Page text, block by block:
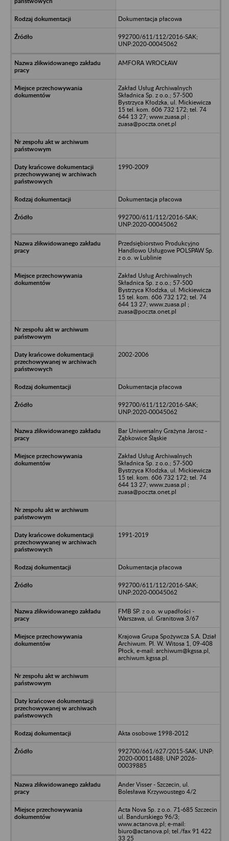
Dokumentacja płacowa
992700/611/112/2016-SAK;
UNP:2020-00045062
AMFORA WROCŁAW
Zakład Usług Archiwalnych
Składnica Sp. z o.o.; 57-500
Bystrzyca Kłodzka, ul. Mickiewicza
15 tel. kom. 606 732 172; tel. 74
644 13 27; www.zuasa.pl ;
zuasa@poczta.onet.pl
1990-2009
Dokumentacja płacowa
992700/611/112/2016-SAK;
UNP:2020-00045062
Przedsiębiorstwo Produkcyjno
Handlowo Usługowe POLSPAW Sp.
z o.o. w Lublinie
Zakład Usług Archiwalnych
Składnica Sp. z o.o.; 57-500
Bystrzyca Kłodzka, ul. Mickiewicza
15 tel. kom. 606 732 172; tel. 74
644 13 27; www.zuasa.pl ;
zuasa@poczta.onet.pl
2002-2006
Dokumentacja płacowa
992700/611/112/2016-SAK;
UNP:2020-00045062
Bar Uniwersalny Grażyna Jarosz -
Ząbkowice Śląskie
Zakład Usług Archiwalnych
Składnica Sp. z o.o.; 57-500
Bystrzyca Kłodzka, ul. Mickiewicza
15 tel. kom. 606 732 172; tel. 74
644 13 27; www.zuasa.pl ;
zuasa@poczta.onet.pl
1991-2019
Dokumentacja płacowa
992700/611/112/2016-SAK;
UNP:2020-00045062
FMB SP. z o.o. w upadłości -
Warszawa, ul. Granitowa 3/67
Krajowa Grupa Spożywcza S.A. Dział
Archiwum. Pl. W. Witosa 1, 09-408
Płock, e-mail: archiwum@kgssa.pl,
archiwum.kgssa.pl.
Akta osobowe 1998-2012
992700/661/627/2015-SAK; UNP:
2020-00011488; UNP 2026-
00039885
Ander Visser - Szczecin, ul.
Bolesława Krzywoustego 4/2
Acta Nova Sp. z o.o. 71-685 Szczecin
ul. Bandurskiego 96/3;
www.actanova.pl; e-mail:
biuro@actanova.pl; tel./fax 91 422
33 25